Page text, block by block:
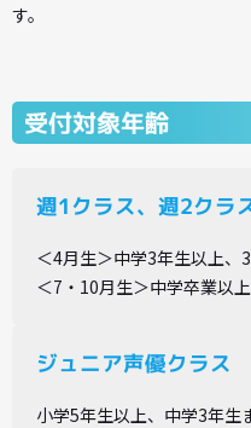
す。
受付対象年齢
週1クラス、週2クラ
＜4月生＞中学3年生以上、
＜7・10月生＞中学卒業以
ジュニア声優クラス
小学5年生以上、中学3年生